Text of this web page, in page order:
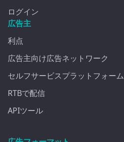
ログイン
広告主
利点
広告主向け広告ネットワーク
セルフサービスプラットフォーム
RTBで配信
APIツール